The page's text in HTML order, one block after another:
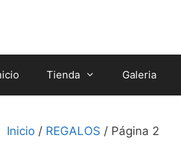
Tienda Galeria
Inicio / REGALOS / Página 2